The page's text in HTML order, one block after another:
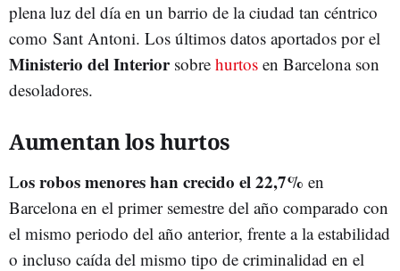
plena luz del día en un barrio de la ciudad tan céntrico
como Sant Antoni. Los últimos datos aportados por el
Ministerio del Interiorsobre hurtos en Barcelona son
desoladores.
Aumentan los hurtos
Los robos menores han crecido el 22,7% en
Barcelona en el primer semestre del año comparado con
el mismo periodo del año anterior, frente a la estabilidad
o incluso caída del mismo tipo de criminalidad en el